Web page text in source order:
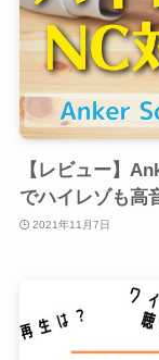
【レビュー】
でハイレゾも高
2021年11月7日